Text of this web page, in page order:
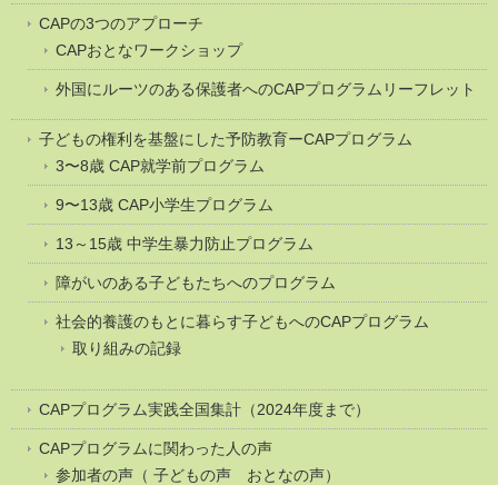
CAPの3つのアプローチ
CAPおとなワークショップ
外国にルーツのある保護者へのCAPプログラムリーフレット
子どもの権利を基盤にした予防教育ーCAPプログラム
3〜8歳 CAP就学前プログラム
9〜13歳 CAP小学生プログラム
13～15歳 中学生暴力防止プログラム
障がいのある子どもたちへのプログラム
社会的養護のもとに暮らす子どもへのCAPプログラム
取り組みの記録
CAPプログラム実践全国集計（2024年度まで）
CAPプログラムに関わった人の声
参加者の声（ 子どもの声 おとなの声）